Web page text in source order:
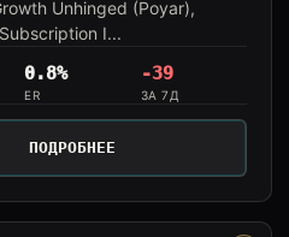
Unhinged (Poyar),
I...
0.8%
ER
-39
ЗА 7Д
ПОДРОБНЕЕ